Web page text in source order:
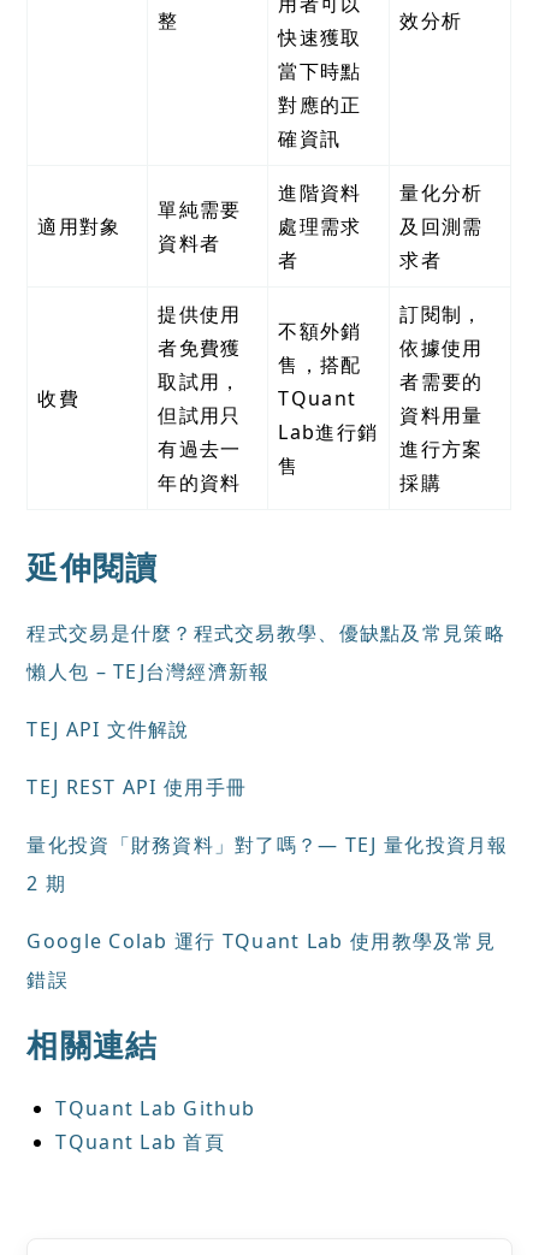
整
快速獲取
當下時點
對應的正
確資訊
效分析
適用對象
單純需要
資料者
進階資料
處理需求
者
量化分析
及回測需
求者
收費
提供使用
者免費獲
取試用，
但試用只
有過去一
年的資料
不額外銷
售，搭配
TQuant
Lab進行銷
售
訂閱制，
依據使用
者需要的
資料用量
進行方案
採購
延伸閱讀
程式交易是什麼？程式交易教學、優缺點及常見策略
懶人包 – TEJ台灣經濟新報
TEJ API 文件解說
TEJ REST API 使用手冊
量化投資「財務資料」對了嗎？— TEJ 量化投資月報
2 期
Google Colab 運行 TQuant Lab 使用教學及常見
錯誤
相關連結
TQuant Lab Github
TQuant Lab 首頁